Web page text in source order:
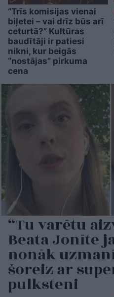
“Trīs komisijas vienai
biļetei – vai drīz būs arī
ceturtā?” Kultūras
baudītāji ir patiesi
nikni, kur beigās
“nostājas” pirkuma
cena
“Tu varētu
Beata Jonīte
nonāk
šoreiz ar
pulksteni